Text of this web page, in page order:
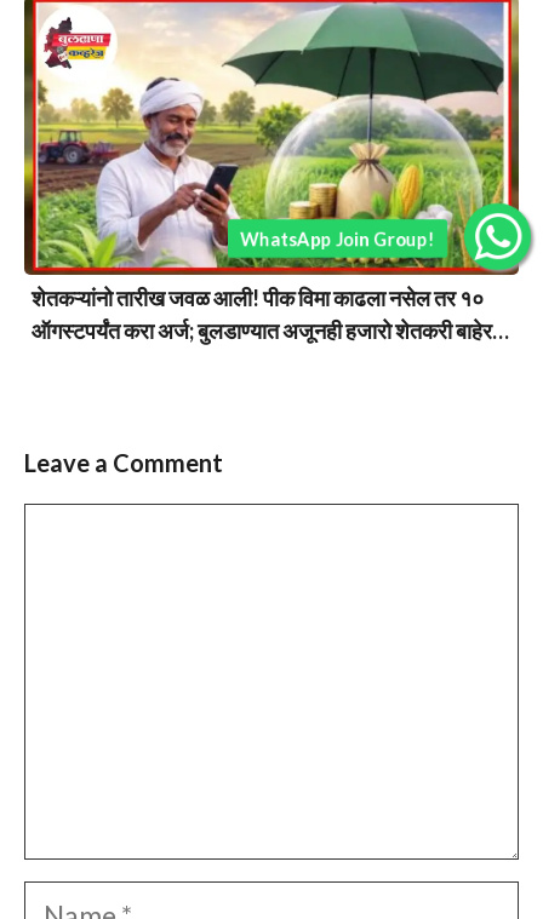
शेतकऱ्यांनो तारीख जवळ आली! पीक विमा काढला नसेल तर १०
ऑगस्टपर्यंत करा अर्ज; बुलडाण्यात अजूनही हजारो शेतकरी बाहेर…
Leave a Comment
Name
WhatsApp Join Group!